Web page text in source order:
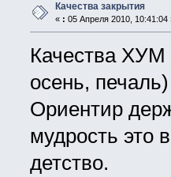
Качества закрытия
« : 05 Апреля 2010, 10:41:04
Качества ХУМ
осень,
Ориентир
мудрость это
детство.